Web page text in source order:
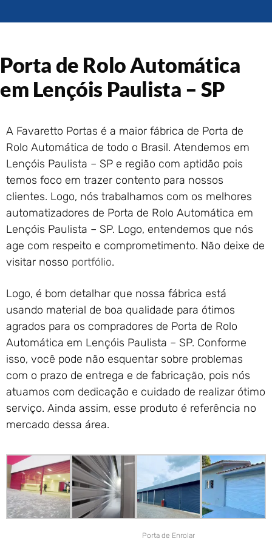
Enrolar em Rio das Ostras –
Enrolar em Queimados – RJ
Portão de Garagem de
Enrolar em Petrópolis – RJ
Enrolar em Nova Iguaçu – RJ
Portão de Garagem de
Enrolar em Nova Friburgo –
RJ
Porta de Rolo Automática
em Lençóis Paulista – SP
A Favaretto Portas é a maior fábrica de Porta de
Rolo Automática de todo o Brasil. Atendemos em
Lençóis Paulista – SP e região com aptidão pois
temos foco em trazer contento para nossos
clientes. Logo, nós trabalhamos com os melhores
automatizadores de Porta de Rolo Automática em
Lençóis Paulista – SP. Logo, entendemos que nós
age com respeito e comprometimento. Não deixe de
visitar nosso portfólio.
Logo, é bom detalhar que nossa fábrica está
usando material de boa qualidade para ótimos
agrados para os compradores de Porta de Rolo
Automática em Lençóis Paulista – SP. Conforme
isso, você pode não esquentar sobre problemas
com o prazo de entrega e de fabricação, pois nós
atuamos com dedicação e cuidado de realizar ótimo
serviço. Ainda assim, esse produto é referência no
mercado dessa área.
Porta de Enrolar